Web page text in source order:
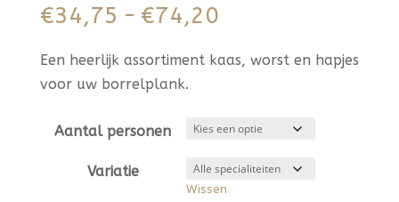
€34,75 - €74,20Prijsklasse:
tot
Een heerlijk assortiment kaas, worst en hapjes
voor uw borrelplank.
Aantal personen
Variatie
Wissen